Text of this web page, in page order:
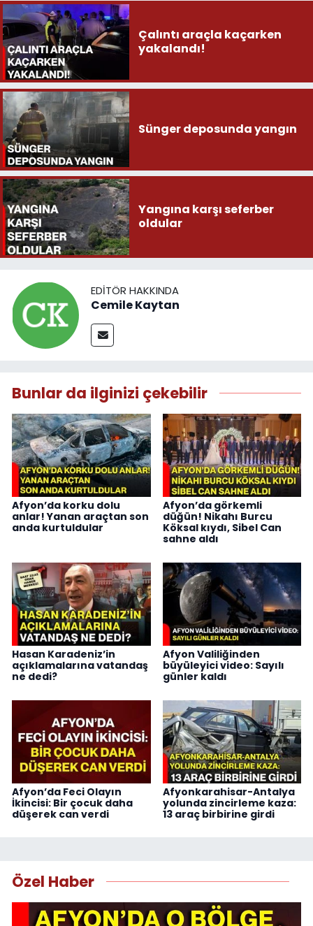
Çalıntı araçla kaçarken
yakalandı!
Sünger deposunda yangın
Yangına karşı seferber
oldular
EDITÖR HAKKINDA
Cemile Kaytan
Bunlar da ilginizi çekebilir
Afyon’da korku dolu
anlar! Yanan araçtan son
anda kurtuldular
Afyon’da görkemli
düğün! Nikahı Burcu
Köksal kıydı, Sibel Can
sahne aldı
Hasan Karadeniz’in
açıklamalarına vatandaş
ne dedi?
Afyon Valiliğinden
büyüleyici video: Sayılı
günler kaldı
Afyon’da Feci Olayın
İkincisi: Bir çocuk daha
düşerek can verdi
Afyonkarahisar-Antalya
yolunda zincirleme kaza:
13 araç birbirine girdi
Özel Haber